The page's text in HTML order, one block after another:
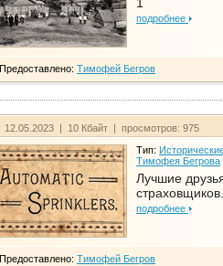
1
подробнее
Предоставлено: Тимофей Бегров
12.05.2023 | 10 Кбайт | просмотров: 975
Тип:
Тимофея Бегрова
Лучшие
подробнее
Предоставлено: Тимофей Бегров